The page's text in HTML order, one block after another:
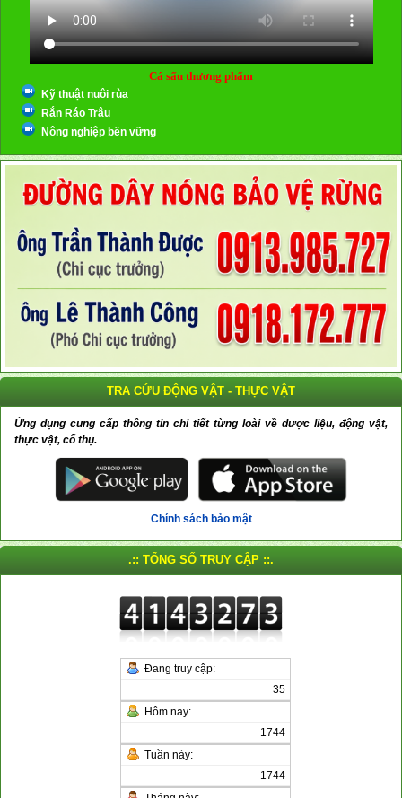
Cá sấu thương phẩm
Kỹ thuật nuôi rùa
Rắn Ráo Trâu
Nông nghiệp bền vững
TRA CỨU ĐỘNG VẬT - THỰC VẬT
Ứng dụng cung cấp thông tin chi tiết từng loài về dược liệu, động vật,
thực vật, cổ thụ.
Chính sách bảo mật
.:: TỔNG SỐ TRUY CẬP ::.
Đang truy cập:
35
Hôm nay:
1744
Tuần này:
1744